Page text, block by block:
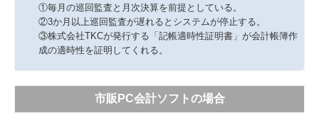
①毎月の巡回監査と月次決算を前提としている。
②3か月以上巡回監査が遅れるとシステムが停止する。
③株式会社TKCが発行する「記帳適時性証明書」が会計帳簿作
成の適時性を証明してくれる。
市販PC会計ソフトの場合